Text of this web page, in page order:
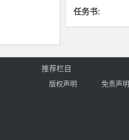
任务书:
推荐栏目
版权声明 免责声明